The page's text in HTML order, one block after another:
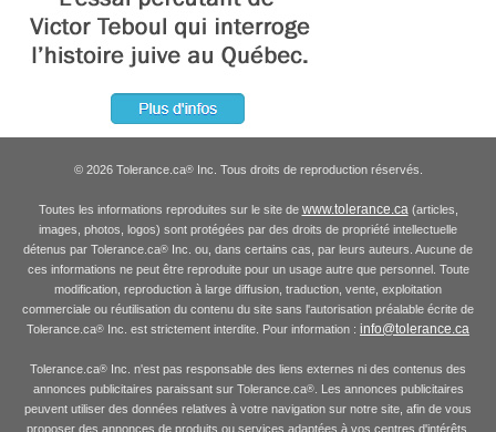
© 2026 Tolerance.ca®Inc. Tous droits de reproduction réservés.
Toutes les informations reproduites sur le site de www.tolerance.ca(articles,
images, photos, logos) sont protégées par des droits de propriété intellectuelle
détenus par Tolerance.ca® Inc. ou, dans certains cas, par leurs auteurs. Aucune de
ces informations ne peut être reproduite pour un usage autre que personnel. Toute
modification, reproduction à large diffusion, traduction, vente, exploitation
commerciale ou réutilisation du contenu du site sans l'autorisation préalable écrite de
Tolerance.ca® Inc. est strictement interdite. Pour information : info@tolerance.ca
Tolerance.ca® Inc. n'est pas responsable des liens externes ni des contenus des
annonces publicitaires paraissant sur Tolerance.ca®. Les annonces publicitaires
peuvent utiliser des données relatives à votre navigation sur notre site, afin de vous
proposer des annonces de produits ou services adaptées à vos centres d'intérêts.